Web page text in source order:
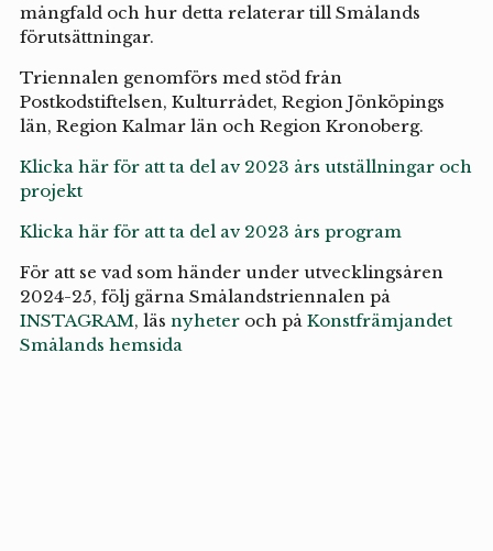
mångfald och hur detta relaterar till Smålands
förutsättningar.
Triennalen genomförs med stöd från
Postkodstiftelsen, Kulturrådet, Region Jönköpings
län, Region Kalmar län och Region Kronoberg.
Klicka här för att ta del av 2023 års utställningar och
projekt
Klicka här för att ta del av 2023 års program
För att se vad som händer under utvecklingsåren
2024-25, följ gärna Smålandstriennalen på
INSTAGRAM, läs nyheteroch på Konstfrämjandet
Smålands hemsida